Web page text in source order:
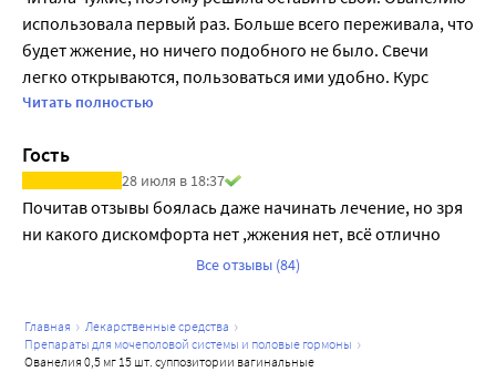
Обзепризнанными факторами риска ВТЭ является прием
эстрогенов, пожилой возраст, обширные хирургические
вмешательства, длительная иммобилизация, ожирение
(индекс массы тела >30 кг/м2), беременность/
рак. Не существует единого мнения относительно
возможной роли варикозного расширения вен в
развитии ВТЭ. После любого хирургического
вмешательства необходимо проводить профилактику
иммобилизации,обусловленной плановым оперативным
недель до операции и возобновить только после
полного восстановления мобильности женщины. При
использовала первый рaз. Больше всего переживала, что
будет жжение, но ничего подобного не было. Свечи
легко открываются, пользоваться ими удобно. Курс
прошел спокойно, результат меня устроил.
Читать полностью
Гость
28 июля в 18:37
Почитав отзывы боялась даже начинать лечение, но зря
ни какого дискомфорта нет ,жжения нет, всё отлично
Все отзывы (84)
главная
лекарственные средства
препараты для мочеполовой системы и половые гормоны
ованелия 0,5 мг 15 шт. суппозитории вагинальные